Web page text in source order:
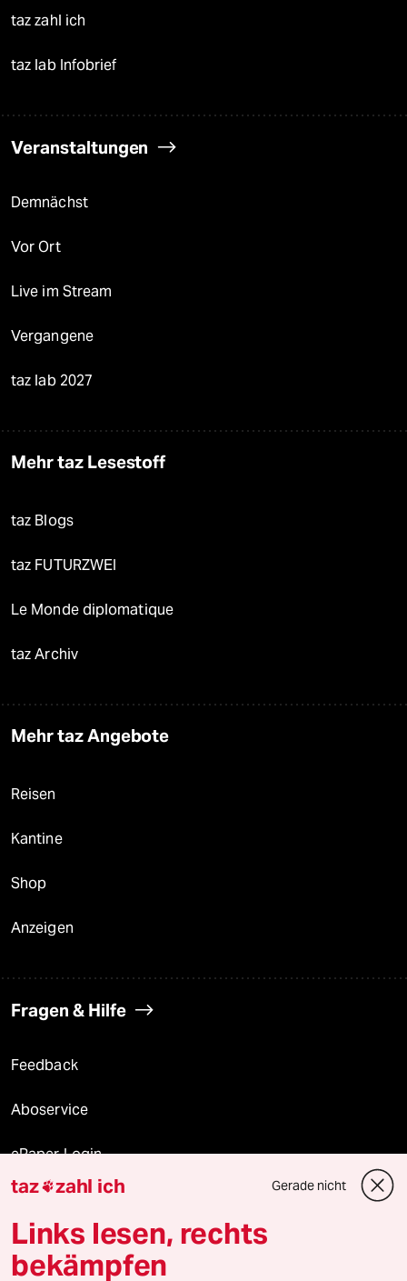
taz zahl ich
taz lab Infobrief
Veranstaltungen
Demnächst
Vor Ort
Live im Stream
Vergangene
taz lab 2027
Mehr taz Lesestoff
taz Blogs
taz FUTURZWEI
Le Monde diplomatique
taz Archiv
Mehr taz Angebote
Reisen
Kantine
Shop
Anzeigen
Fragen & Hilfe
Feedback
Aboservice
ePaper Login
Downloads für Abonnierende
taz zahl ich Gerade nicht
Links lesen, rechts
bekämpfen